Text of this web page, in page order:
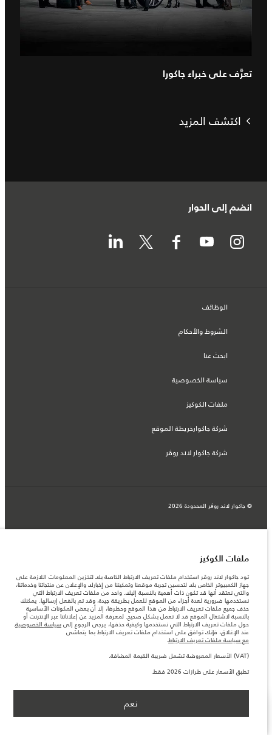
تعرَّف على خبراء جاكورا
اكتشف المزيد
انضم إلى الحوار
الوظائف
الشروط والأحكام
ابحث عنا
سياسة الخصوصية
ملفات الكوكيز
شركة جاكوارخريطة الموقع
شركة جاكوار لاند روڤر
© جاكوار لاند روڨر المحدودة 2026
آخر، كما أنّها قد تتغير بدون إشعار مسبق. الرجاء التواصل مع وكيلنا المحلي للتأكد من توفّرها
والتحقق من الأسعار.
الأرقام المقدمة هي نتيجة لاختبارات المصنع الرسمية وفقاً لتشريعات الاتحاد الأوروبي. قد
يتباين استهلك الوقود الفعلي للمركبة عن ذلك المتحقق في تلك الاختبارات كما أن هذه
الأرقام بغرض المقارنة فحسب.
ملاحظة مهمة حول الصور والمواصفات. إن النقص العالمي في أشباه الموصلات يؤثر حاليًا
في مواصفات تصميم السيارات وتوفر الخيارات وتوقيتات التصاميم. هذا ظرف ديناميكي
للغاية، ونتيجة لذلك، قد لا تمثّل الصور المستخدَمة ضمن موقع الويب حاليًا المواصفات الحالية
بالكامل بالنسبة إلى الميزات والخيارات والحلية ومجموعات الألوان. يرجى استشارة وكيلك الذي
سيتمكّن من تأكيد أي تقييدات حالية معك للسماح لك باتخاذ قرار مدروس
الأسعار المعروضة تشمل ضريبة القيمة المضافة (VAT).
الأسعار تنطبق فقط على الطرازات المصنعة في عام 2026.‎
ملفات الكوكيز
تود جاكوار لاند روڤر استخدام ملفات تعريف الارتباط الخاصة بك لتخزين المعلومات اللازمة على
جهاز الكمبيوتر الخاص بك لتحسين تجربة موقعنا وتمكيننا من إخبارك والإعلان عن منتجاتنا وخدماتنا،
والتي نعتقد أنها قد تكون ذات أهمية بالنسبة إليك. واحد من ملفات تعريف الارتباط التي
نستخدمها ضرورية لعدة أجزاء من الموقع للعمل بطريقة جيدة، وقد تم بالفعل إرسالها. يمكنك
حذف جميع ملفات تعريف الارتباط من هذا الموقع وحظرها، إلا أن بعض المكونات الأساسية
بالنسبة لاشتغال الموقع قد لا تعمل بشكل صحيح. لمعرفة المزيد عن إعلاناتنا عبر الإنترنت أو
حول ملفات تعريف الارتباط التي نستخدمها وكيفية حذفها، يرجى الرجوع إلى سياسة الخصوصية.
عند الإغلاق، فإنك توافق على استخدام ملفات تعريف الارتباط بما يتماشى
مع سياسة ملفات تعريف الارتباط.
(VAT) الأسعار المعروضة تشمل ضريبة القيمة المضافة.
تطبق الأسعار على طرازات 2026 فقط.
نعم
SHOW MORE ابق على اطلاع